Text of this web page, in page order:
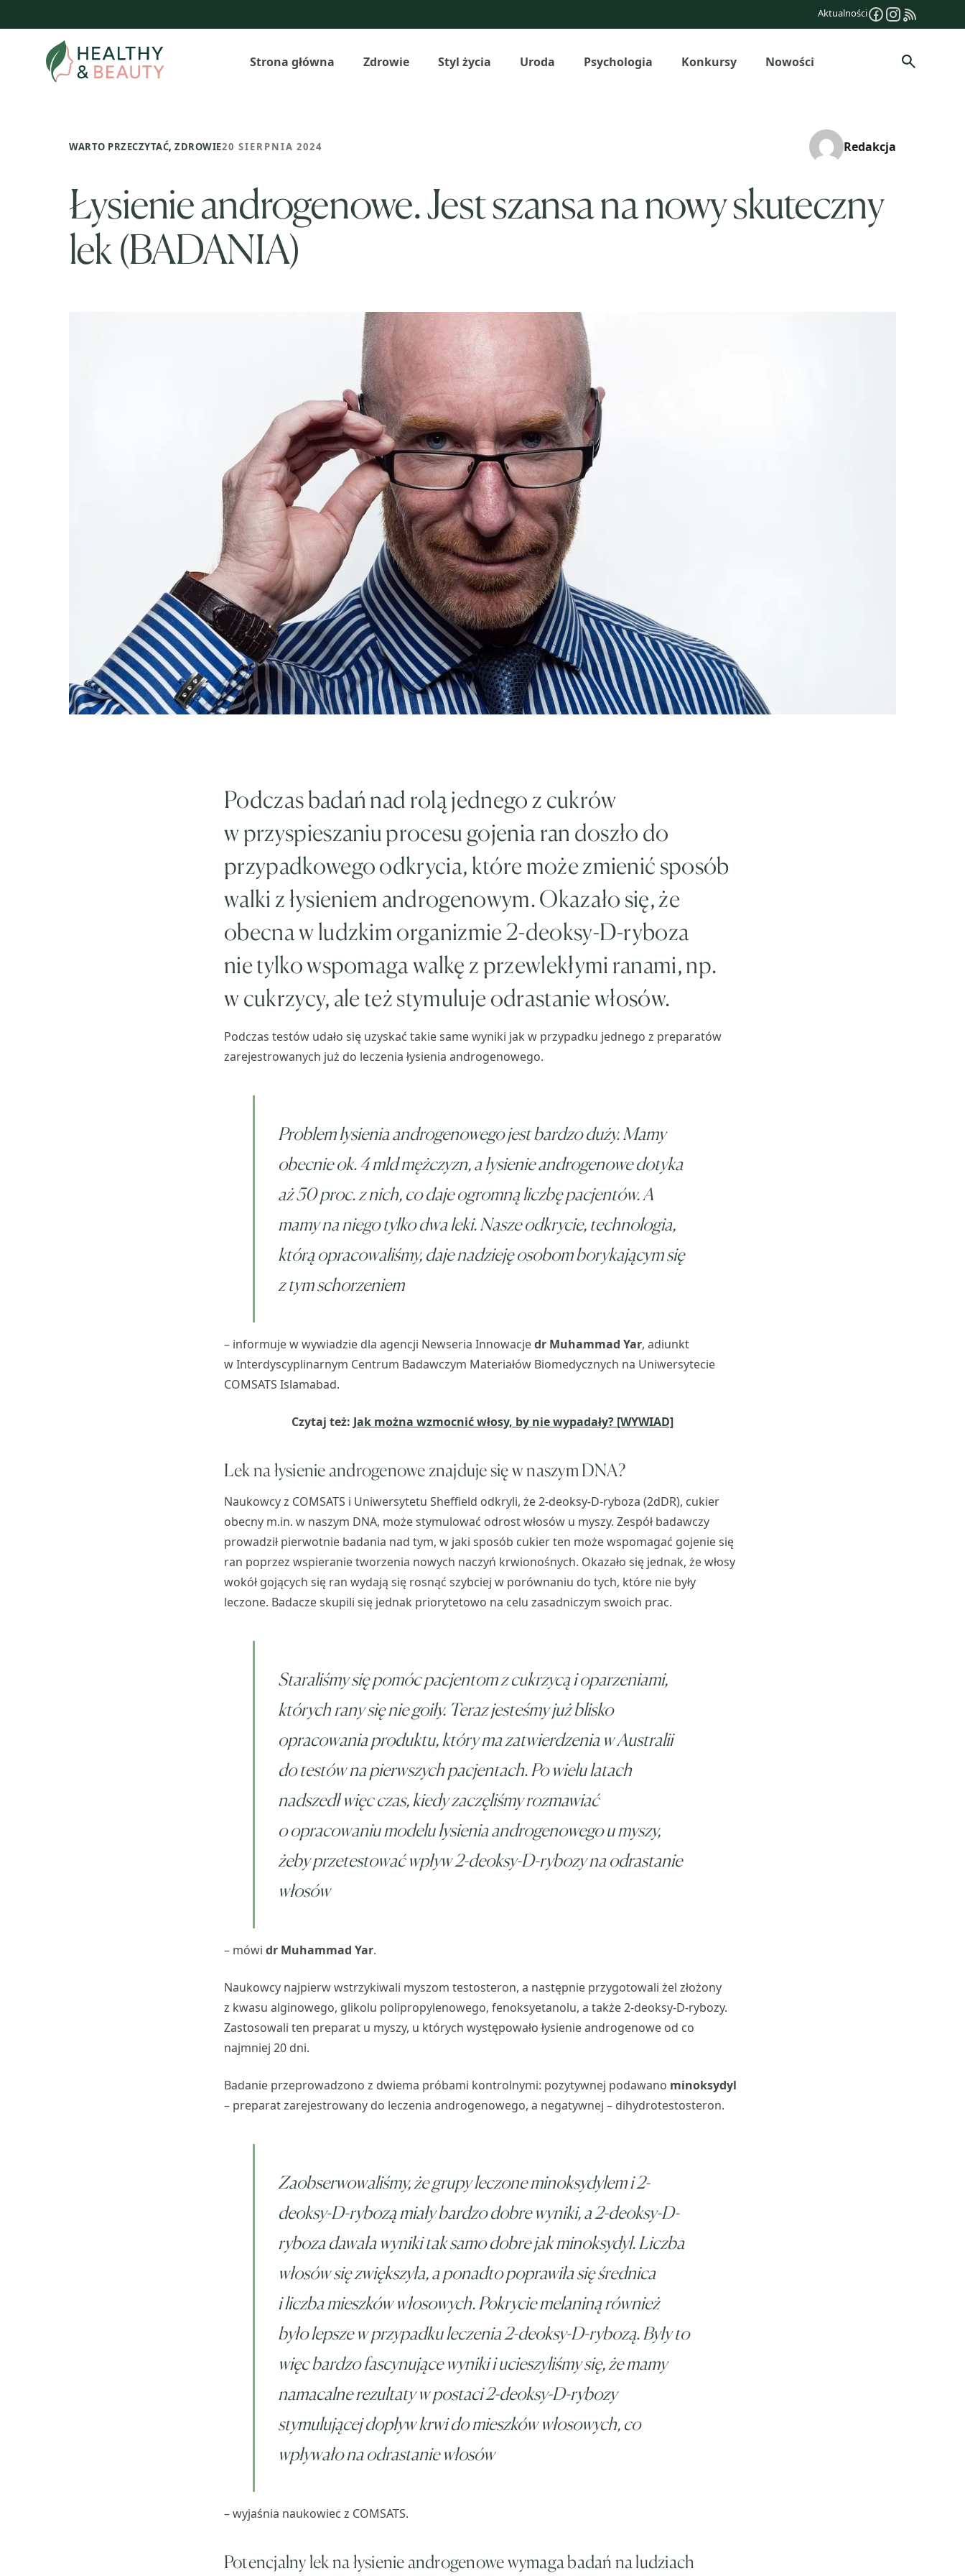
do
Aktualności
Strona główna Zdrowie Styl życia Uroda Psychologia Konkursy Nowości Szukaj
WARTO PRZECZYTAĆ,ZDROWIE20 SIERPNIA 2024 Redakcja
Łysienie androgenowe. Jest szansa na nowy skuteczny
lek (BADANIA)
Podczas badań nad rolą jednego z cukrów
w przyspieszaniu procesu gojenia ran doszło do
przypadkowego odkrycia, które może zmienić sposób
walki z łysieniem androgenowym. Okazało się, że
obecna w ludzkim organizmie 2-deoksy-D-ryboza
nie tylko wspomaga walkę z przewlekłymi ranami, np.
w cukrzycy, ale też stymuluje odrastanie włosów.
Podczas testów udało się uzyskać takie same wyniki jak w przypadku jednego z preparatów
zarejestrowanych już do leczenia łysienia androgenowego.
Problem łysienia androgenowego jest bardzo duży. Mamy
obecnie ok. 4 mld mężczyzn, a łysienie androgenowe dotyka
aż 50 proc. z nich, co daje ogromną liczbę pacjentów. A
mamy na niego tylko dwa leki. Nasze odkrycie, technologia,
którą opracowaliśmy, daje nadzieję osobom borykającym się
z tym schorzeniem
– informuje w wywiadzie dla agencji Newseria Innowacjedr Muhammad Yar, adiunkt
w Interdyscyplinarnym Centrum Badawczym Materiałów Biomedycznych na Uniwersytecie
COMSATS Islamabad.
Czytaj też: Jak można wzmocnić włosy, by nie wypadały? [WYWIAD]
Lek na łysienie androgenowe znajduje się w naszym DNA?
Naukowcy z COMSATS i Uniwersytetu Sheffield odkryli, że 2-deoksy-D-ryboza (2dDR), cukier
obecny m.in. w naszym DNA, może stymulować odrost włosów u myszy. Zespół badawczy
prowadził pierwotnie badania nad tym, w jaki sposób cukier ten może wspomagać gojenie się
ran poprzez wspieranie tworzenia nowych naczyń krwionośnych. Okazało się jednak, że włosy
wokół gojących się ran wydają się rosnąć szybciej w porównaniu do tych, które nie były
leczone. Badacze skupili się jednak priorytetowo na celu zasadniczym swoich prac.
Staraliśmy się pomóc pacjentom z cukrzycą i oparzeniami,
których rany się nie goiły. Teraz jesteśmy już blisko
opracowania produktu, który ma zatwierdzenia w Australii
do testów na pierwszych pacjentach. Po wielu latach
nadszedł więc czas, kiedy zaczęliśmy rozmawiać
o opracowaniu modelu łysienia androgenowego u myszy,
żeby przetestować wpływ 2-deoksy-D-rybozy na odrastanie
włosów
– mówi dr Muhammad Yar.
Naukowcy najpierw wstrzykiwali myszom testosteron, a następnie przygotowali żel złożony
z kwasu alginowego, glikolu polipropylenowego, fenoksyetanolu, a także 2-deoksy-D-rybozy.
Zastosowali ten preparat u myszy, u których występowało łysienie androgenowe od co
najmniej 20 dni.
Badanie przeprowadzono z dwiema próbami kontrolnymi: pozytywnej podawano minoksydyl
– preparat zarejestrowany do leczenia androgenowego, a negatywnej – dihydrotestosteron.
Zaobserwowaliśmy, że grupy leczone minoksydylem i 2-
deoksy-D-rybozą miały bardzo dobre wyniki, a 2-deoksy-D-
ryboza dawała wyniki tak samo dobre jak minoksydyl. Liczba
włosów się zwiększyła, a ponadto poprawiła się średnica
i liczba mieszków włosowych. Pokrycie melaniną również
było lepsze w przypadku leczenia 2-deoksy-D-rybozą. Były to
więc bardzo fascynujące wyniki i ucieszyliśmy się, że mamy
namacalne rezultaty w postaci 2-deoksy-D-rybozy
stymulującej dopływ krwi do mieszków włosowych, co
wpływało na odrastanie włosów
– wyjaśnia naukowiec z COMSATS.
Potencjalny lek na łysienie androgenowe wymaga badań na ludziach